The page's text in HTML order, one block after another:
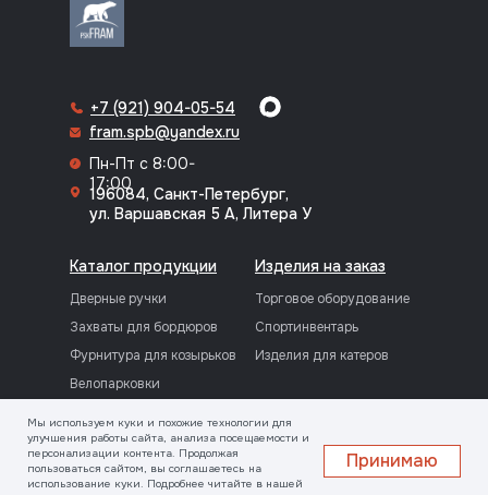
Каталог продукции
Дверные ручки
Захваты для бордюров
Фурнитура для козырьков
Велопарковки
Изделия на заказ
Торговое оборудование
Спортинвентарь
Изделия для катеров
Услуги
+7 (921) 904-05-54
fram.spb@yandex.ru
Пн-Пт с 8:00-
17:00
196084, Санкт-Петербург,
ул. Варшавская 5 А, Литера У
Мы используем куки и похожие технологии для
улучшения работы сайта, анализа посещаемости и
персонализации контента. Продолжая
пользоваться сайтом, вы соглашаетесь на
использование куки. Подробнее читайте в нашей
Принимаю